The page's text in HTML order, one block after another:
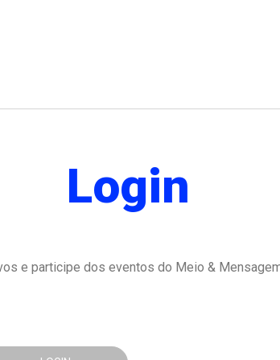
Login
e participe dos eventos do Meio &